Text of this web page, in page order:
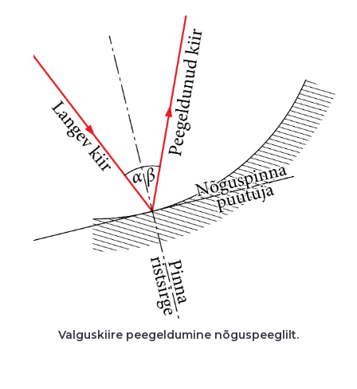
Valguskiire peegeldumine nõguspeeglilt.